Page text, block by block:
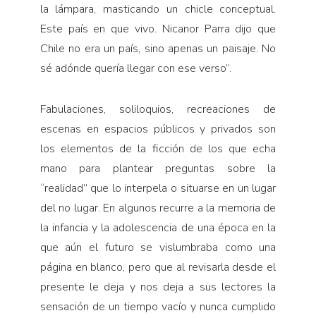
la lámpara, masticando un chicle conceptual.
Este país en que vivo. Nicanor Parra dijo que
Chile no era un país, sino apenas un paisaje. No
sé adónde quería llegar con ese verso”.
Fabulaciones, soliloquios, recreaciones de
escenas en espacios públicos y privados son
los elementos de la ficción de los que echa
mano para plantear preguntas sobre la
“realidad” que lo interpela o situarse en un lugar
del no lugar. En algunos recurre a la memoria de
la infancia y la adolescencia de una época en la
que aún el futuro se vislumbraba como una
página en blanco, pero que al revisarla desde el
presente le deja y nos deja a sus lectores la
sensación de un tiempo vacío y nunca cumplido